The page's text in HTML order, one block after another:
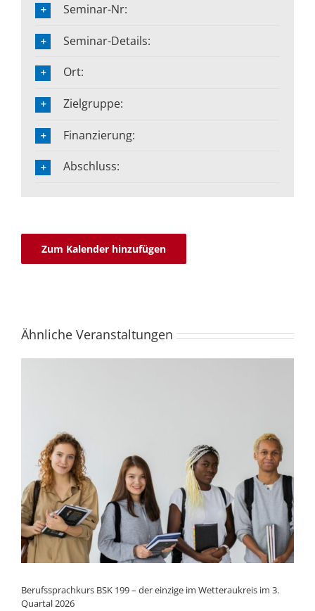
Seminar-Nr:
Seminar-Details:
Ort:
Zielgruppe:
Finanzierung:
Abschluss:
Zum Kalender hinzufügen
Ähnliche Veranstaltungen
Berufssprachkurs BSK 199 – der einzige im Wetteraukreis im 3.
Quartal 2026